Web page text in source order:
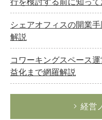
シェアオフィスの開業
解説
コワーキングスペース
益化まで網羅解説
経営